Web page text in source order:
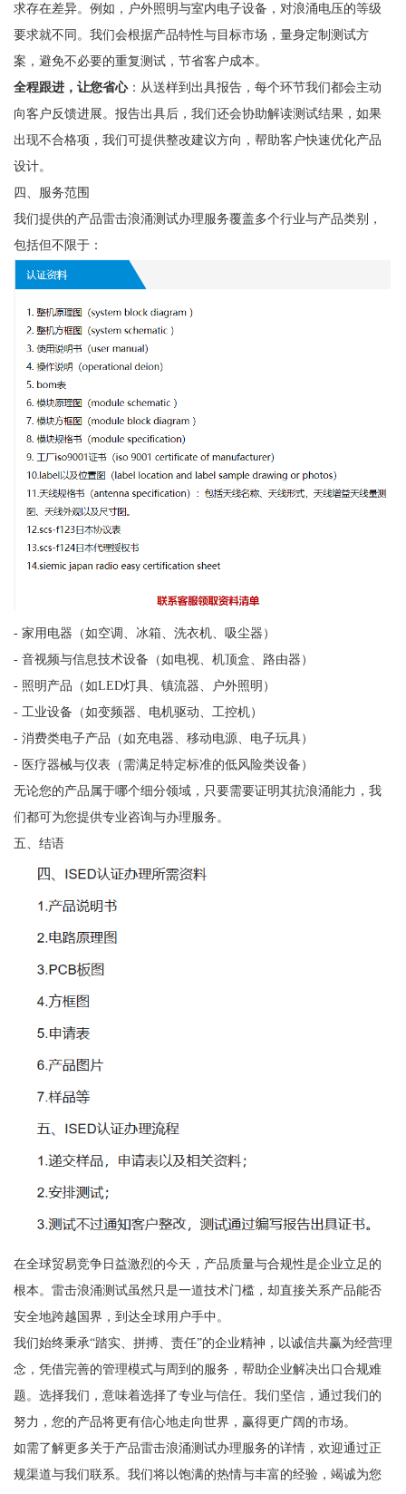
求存在差异。例如，户外照明与室内电子设备，对浪涌电压的等级
要求就不同。我们会根据产品特性与目标市场，量身定制测试方
案，避免不必要的重复测试，节省客户成本。
全程跟进，让您省心：从送样到出具报告，每个环节我们都会主动
向客户反馈进展。报告出具后，我们还会协助解读测试结果，如果
出现不合格项，我们可提供整改建议方向，帮助客户快速优化产品
设计。
四、服务范围
我们提供的产品雷击浪涌测试办理服务覆盖多个行业与产品类别，
包括但不限于：
- 家用电器（如空调、冰箱、洗衣机、吸尘器）
- 音视频与信息技术设备（如电视、机顶盒、路由器）
- 照明产品（如LED灯具、镇流器、户外照明）
- 工业设备（如变频器、电机驱动、工控机）
- 消费类电子产品（如充电器、移动电源、电子玩具）
- 医疗器械与仪表（需满足特定标准的低风险类设备）
无论您的产品属于哪个细分领域，只要需要证明其抗浪涌能力，我
们都可为您提供专业咨询与办理服务。
五、结语
在全球贸易竞争日益激烈的今天，产品质量与合规性是企业立足的
根本。雷击浪涌测试虽然只是一道技术门槛，却直接关系产品能否
安全地跨越国界，到达全球用户手中。
我们始终秉承“踏实、拼搏、责任”的企业精神，以诚信共赢为经营理
念，凭借完善的管理模式与周到的服务，帮助企业解决出口合规难
题。选择我们，意味着选择了专业与信任。我们坚信，通过我们的
努力，您的产品将更有信心地走向世界，赢得更广阔的市场。
如需了解更多关于产品雷击浪涌测试办理服务的详情，欢迎通过正
规渠道与我们联系。我们将以饱满的热情与丰富的经验，竭诚为您